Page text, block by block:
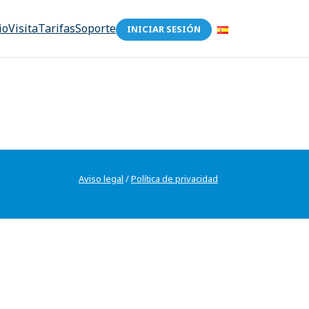
VisitaTarifasSoporte INICIAR SESIÓN
Aviso legal /Política de privacidad